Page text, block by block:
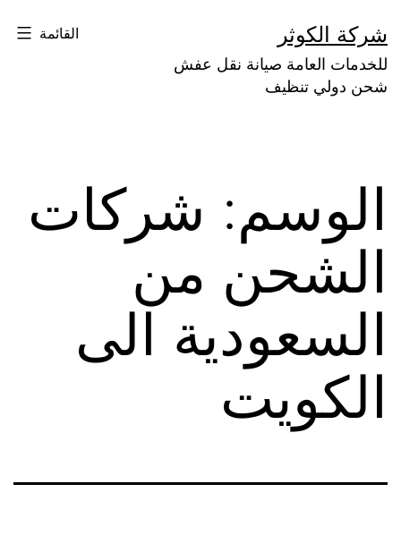
إلى
المحتوى
شركة الكوثر
للخدمات العامة صيانة نقل عفش
شحن دولي تنظيف
القائمة
الوسم: شركات
الشحن من
السعودية الى
الكويت